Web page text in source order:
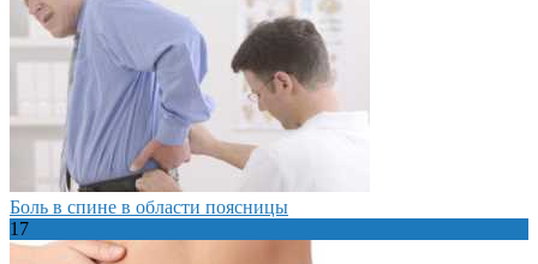
Боль в спине в области поясницы
17